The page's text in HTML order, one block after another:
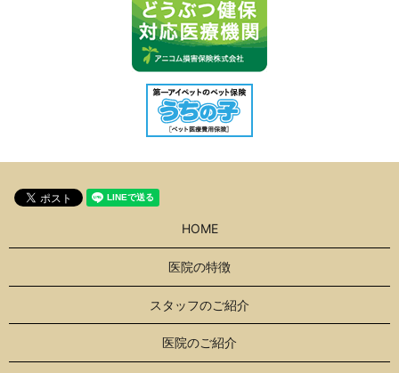
HOME
医院の特徴
スタッフのご紹介
医院のご紹介